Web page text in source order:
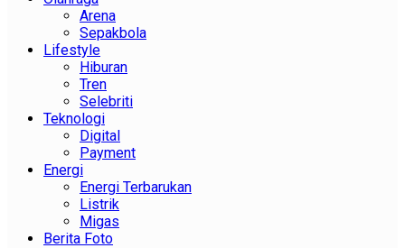
Arena
Sepakbola
Lifestyle
Hiburan
Tren
Selebriti
Teknologi
Digital
Payment
Energi
Energi Terbarukan
Listrik
Migas
Berita Foto